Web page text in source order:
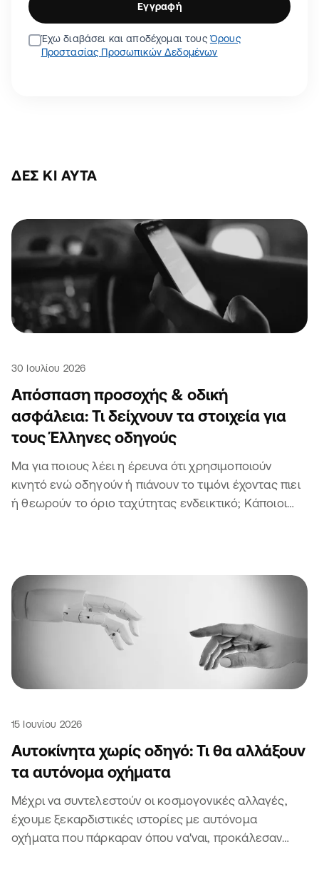
Εγγραφή
Έχω διαβάσει και αποδέχομαι τουςΌρους
Προστασίας Προσωπικών Δεδομένων
ΔΕΣ ΚΙ ΑΥΤΆ
30 Ιουλίου 2026
Απόσπαση προσοχής & οδική
ασφάλεια: Τι δείχνουν τα στοιχεία για
τους Έλληνες οδηγούς
Μα για ποιους λέει η έρευνα ότι χρησιμοποιούν
κινητό ενώ οδηγούν ή πιάνουν το τιμόνι έχοντας πιει
ή θεωρούν το όριο ταχύτητας ενδεικτικό; Κάποιοι
15 Ιουνίου 2026
Αυτοκίνητα χωρίς οδηγό: Τι θα αλλάξουν
τα αυτόνομα οχήματα
Μέχρι να συντελεστούν οι κοσμογονικές αλλαγές,
έχουμε ξεκαρδιστικές ιστορίες με αυτόνομα
οχήματα που πάρκαραν όπου να'ναι, προκάλεσαν